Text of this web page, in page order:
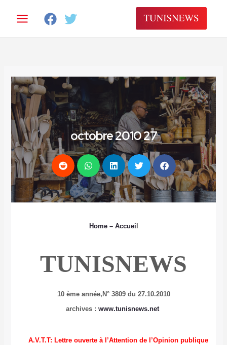
المحتوى
27 octobre 2010
Home– Accuei
TUNISNEWS
10 ème année, N° 3809 du 27.10.2010
archives : www.tunisnews.net
A.V.T.T: Lettre ouverte à l’Attention de l’Opinion publique